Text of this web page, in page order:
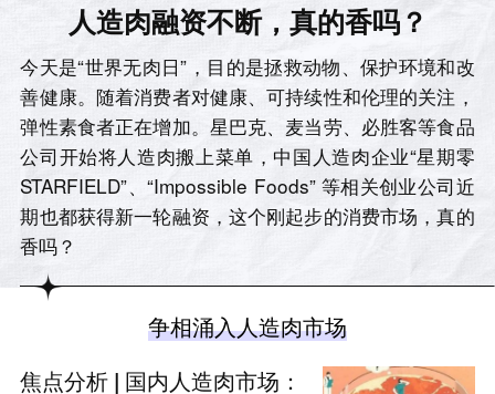
人造肉融资不断，真的香吗？
今天是“世界无肉日”，目的是拯救动物、保护环境和改
善健康。随着消费者对健康、可持续性和伦理的关注，
弹性素食者正在增加。星巴克、麦当劳、必胜客等食品
公司开始将人造肉搬上菜单，中国人造肉企业“星期零
STARFIELD”、“Impossible Foods” 等相关创业公司近
期也都获得新一轮融资，这个刚起步的消费市场，真的
香吗？
争相涌入人造肉市场
焦点分析 | 国内人造肉市场：